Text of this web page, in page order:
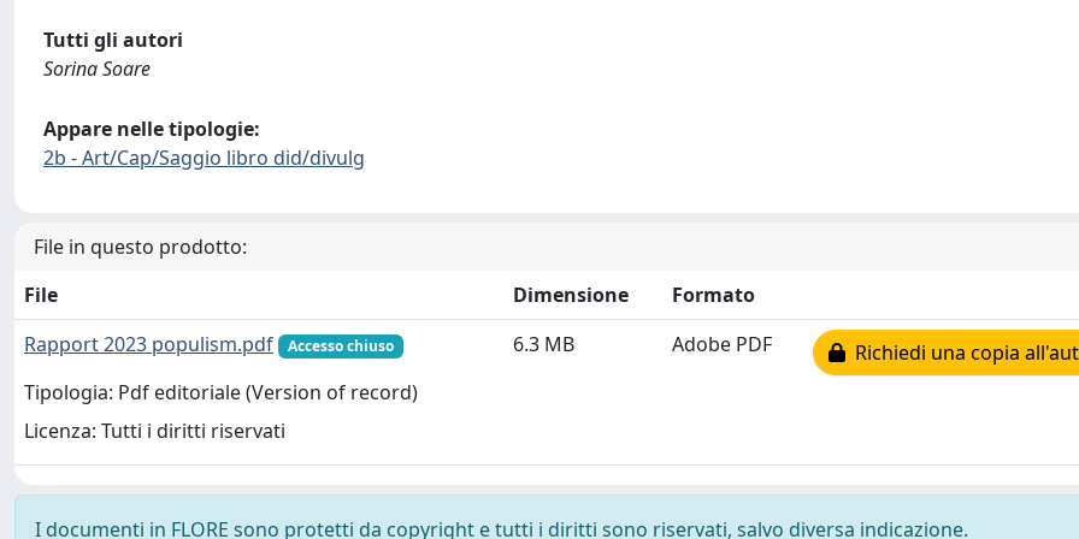
Tutti gli autori
Sorina Soare
Appare nelle tipologie:
2b - Art/Cap/Saggio libro did/divulg
File in questo prodotto:
File
Dimensione
Formato
Rapport 2023 populism.pdf
Accesso chiuso
Tipologia: Pdf editoriale (Version of record)
Licenza: Tutti i diritti riservati
6.3 MB Adobe PDF Richiedi una copia
I documenti in FLORE sono protetti da copyright e tutti i diritti sono riservati, salvo diversa indicazione.